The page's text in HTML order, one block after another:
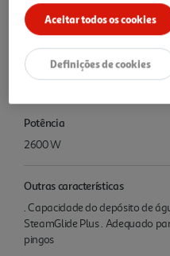
Netherlands www.philips.com/
Precauções Utilização
Potência
2600 W
Outras características
. Capacidade do depósito de
SteamGlide Plus . Adequado
pingos
Aceitar todos os cookies
Definições de cookies